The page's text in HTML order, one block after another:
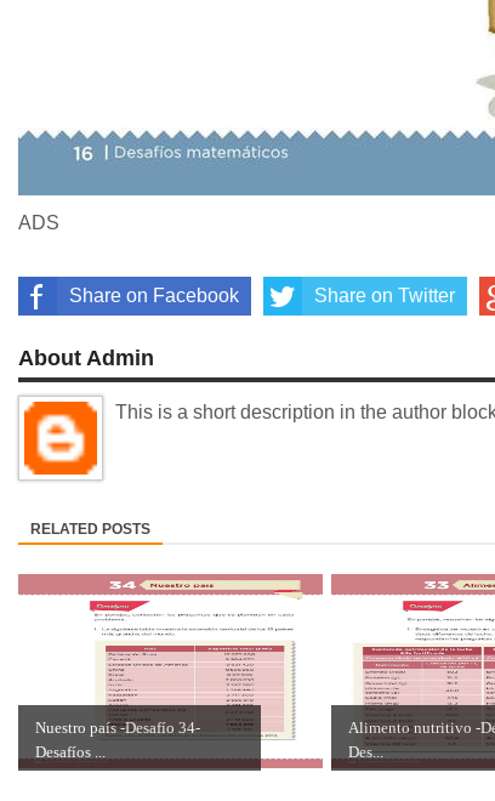
ADS
Share on Facebook Share on Twitter
About Admin
This is a short description in the author
RELATED POSTS
Nuestro país -Desafío 34-
Desafíos ...
Alimento nutritivo -
Des...